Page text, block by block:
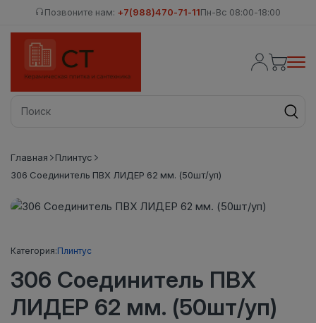
Позвоните нам: +7(988)470-71-11Пн-Вс 08:00-18:00
Главная
Плинтус
306 Соединитель ПВХ ЛИДЕР 62 мм. (50шт/уп)
Категория:Плинтус
306 Соединитель ПВХ
ЛИДЕР 62 мм. (50шт/уп)